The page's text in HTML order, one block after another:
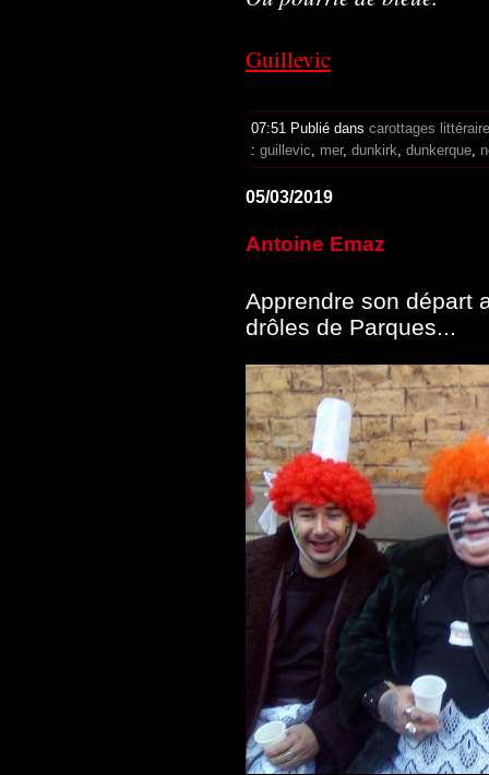
Guillevic
07:51 Publié dans carottages
: guillevic, mer, dunkirk, dunkerque,
05/03/2019
Antoine Emaz
Apprendre son départ
drôles de Parques...